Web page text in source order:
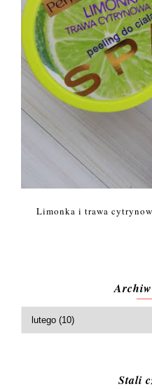
Limonka i trawa
Stali